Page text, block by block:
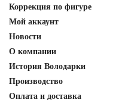
Коррекция по фигуре
Мой аккаунт
Новости
О компании
История Володарки
Производство
Оплата и доставка